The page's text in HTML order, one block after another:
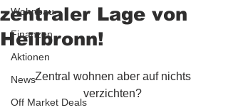
Wohnbau
Finanzen
Aktionen
News
Off Market Deals
zentraler Lage von
Heilbronn!
Zentral wohnen aber auf nichts
verzichten?